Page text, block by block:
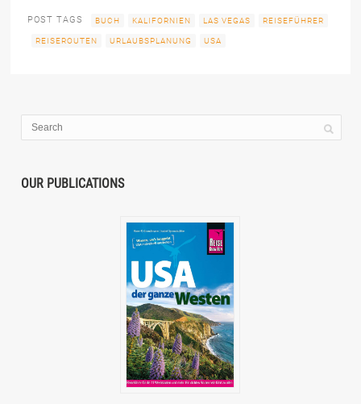
POST TAGS BUCH KALIFORNIEN LAS VEGAS REISEFÜHRER
REISEROUTEN URLAUBSPLANUNG USA
OUR PUBLICATIONS